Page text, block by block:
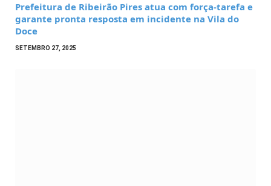
Prefeitura de Ribeirão Pires atua com força-tarefa e
garante pronta resposta em incidente na Vila do
Doce
SETEMBRO 27, 2025